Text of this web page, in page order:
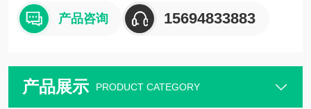
产品咨询 15694833883
产品展示 PRODUCT CATEGORY